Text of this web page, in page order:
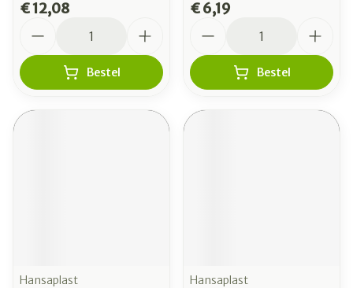
€ 12,08
Bestel
€ 6,19
Bestel
Hansaplast
Hansaplast